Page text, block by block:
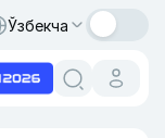
Ўзбекча